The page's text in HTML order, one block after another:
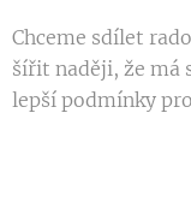
Chceme sdílet
šířit naději, že má
lepší podmínky